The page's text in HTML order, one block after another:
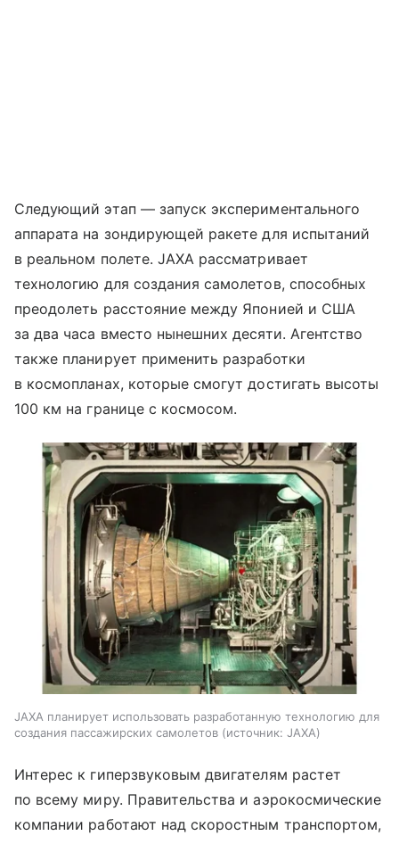
Следующий этап — запуск экспериментального
аппарата на зондирующей ракете для испытаний
в реальном полете. JAXA рассматривает
технологию для создания самолетов, способных
преодолеть расстояние между Японией и США
за два часа вместо нынешних десяти. Агентство
также планирует применить разработки
в космопланах, которые смогут достигать высоты
100 км на границе с космосом.
JAXA планирует использовать разработанную технологию для
создания пассажирских самолетов
источник: JAXA
Интерес к гиперзвуковым двигателям растет
по всему миру. Правительства и аэрокосмические
компании работают над скоростным транспортом,